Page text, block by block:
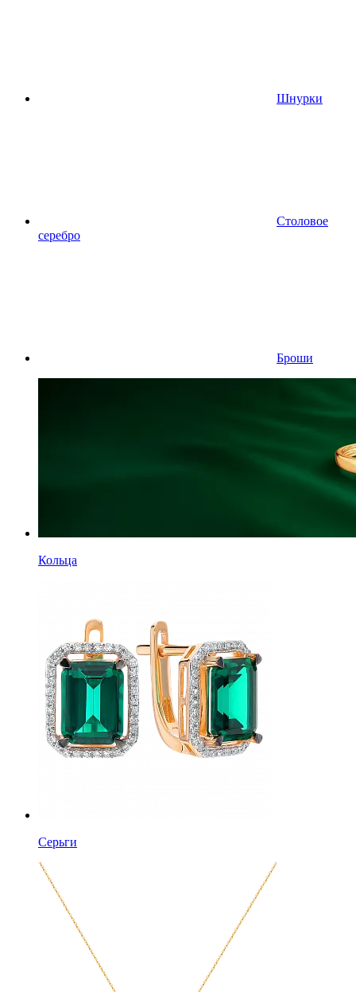
Шнурки
Столовое
серебро
Броши
Кольца
Серьги